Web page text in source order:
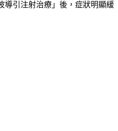
導引注射治療」後，症狀明顯緩